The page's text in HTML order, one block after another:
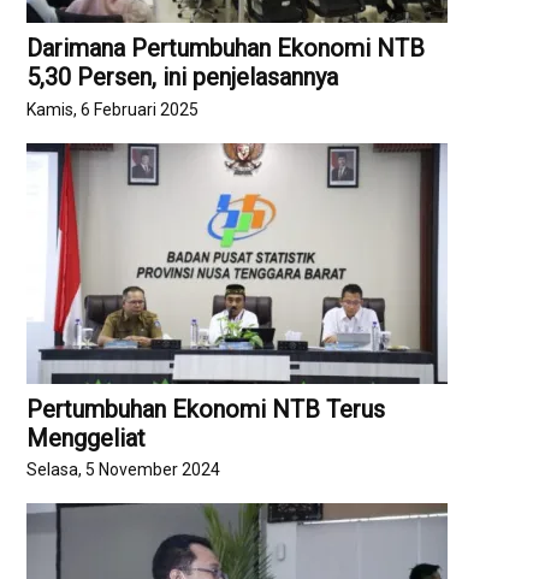
Darimana Pertumbuhan Ekonomi NTB
5,30 Persen, ini penjelasannya
Kamis, 6 Februari 2025
Pertumbuhan Ekonomi NTB Terus
Menggeliat
Selasa, 5 November 2024